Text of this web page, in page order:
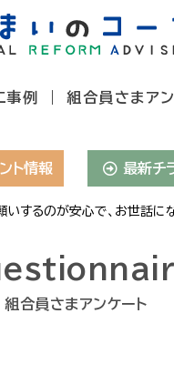
事例 組合員さまア
ト情報 最新チ
するのが安心で、お世話に
組合員さまアンケート